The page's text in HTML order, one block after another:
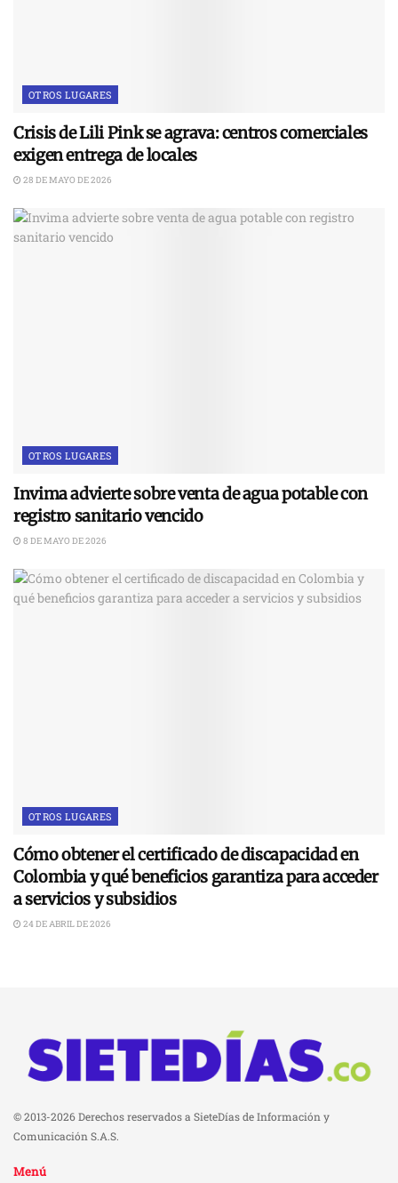
OTROS LUGARES
Crisis de Lili Pink se agrava: centros comerciales
exigen entrega de locales
28 DE MAYO DE 2026
OTROS LUGARES
Invima advierte sobre venta de agua potable con
registro sanitario vencido
8 DE MAYO DE 2026
OTROS LUGARES
Cómo obtener el certificado de discapacidad en
Colombia y qué beneficios garantiza para acceder
a servicios y subsidios
24 DE ABRIL DE 2026
© 2013-2026 Derechos reservados a SieteDías de Información y
Comunicación S.A.S.
Menú